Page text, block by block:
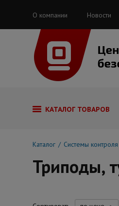
О компании Новости
КАТАЛОГ ТОВАРОВ
Каталог Системы
Триподы,